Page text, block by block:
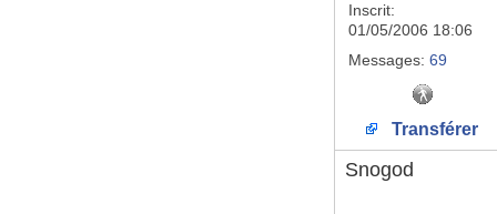
Inscrit:
01/05/2006 18:06
Messages: 69
Transférer
Snogod